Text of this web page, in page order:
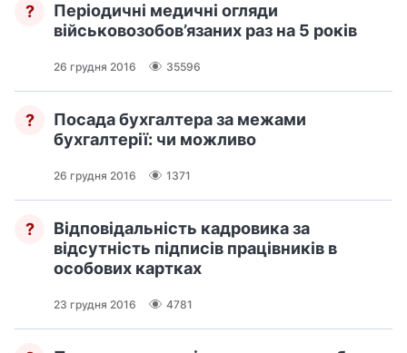
?
Періодичні медичні огляди
військовозобов’язаних раз на 5 років
26 грудня 2016 35596
?
Посада бухгалтера за межами
бухгалтерії: чи можливо
26 грудня 2016 1371
?
Відповідальність кадровика за
відсутність підписів працівників в
особових картках
23 грудня 2016 4781